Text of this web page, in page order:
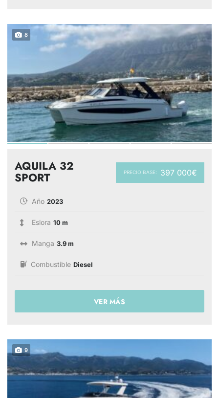
8
PRECIO BASE: 397 000€
AQUILA 32
SPORT
Año 2023
Eslora 10 m
Manga 3.9 m
Combustible Diesel
VER MÁS
9